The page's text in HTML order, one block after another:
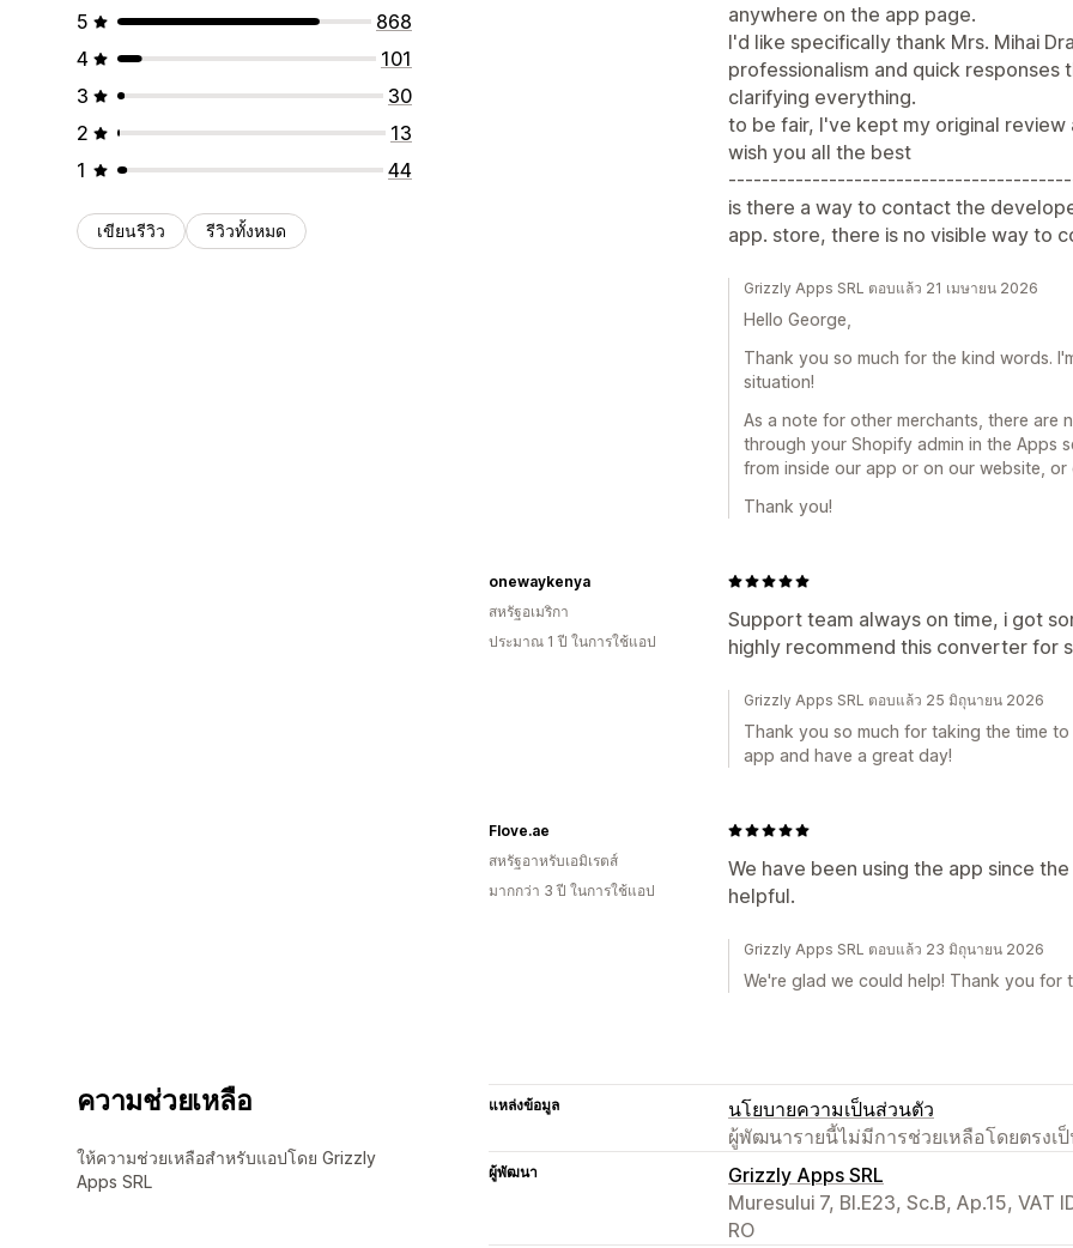
5
868
4
101
3
30
2
13
1
44
เขียนรีวิว รีวิวทั้งหมด
anywhere on the app page.
I'd like specifically thank Mrs. Mihai
professionalism and quick responses
clarifying everything.
to be fair, I've kept my original
wish you all the best
is there a way to contact the
app. store, there is no visible way to
Grizzly Apps SRL ตอบแล้ว 21 เมษายน 2026
Hello George,
Thank you so much for the kind words.
situation!
As a note for other merchants, there are
through your Shopify admin in the Apps
from inside our app or on our website,
Thank you!
Support team always on time, i got
highly recommend this converter for
onewaykenya
สหรัฐอเมริกา
ประมาณ 1 ปี ในการใช้แอป
Grizzly Apps SRL ตอบแล้ว 25 มิถุนายน 2026
Thank you so much for taking the time
app and have a great day!
We have been using the app since
helpful.
Flove.ae
สหรัฐอาหรับเอมิเรตส์
มากกว่า 3 ปี ในการใช้แอป
Grizzly Apps SRL ตอบแล้ว 23 มิถุนายน 2026
We're glad we could help! Thank you for
ความช่วยเหลือ
ให้ความช่วยเหลือสำหรับแอปโดย Grizzly
Apps SRL
แหล่งข้อมูล
นโยบายความเป็นส่วนตัว
ผู้พัฒนารายนี้ไม่มีการช่วยเหลือโดยตรงเ
ผู้พัฒนา
Grizzly Apps SRL
Muresului 7, Bl.E23, Sc.B, Ap.15, VAT
RO